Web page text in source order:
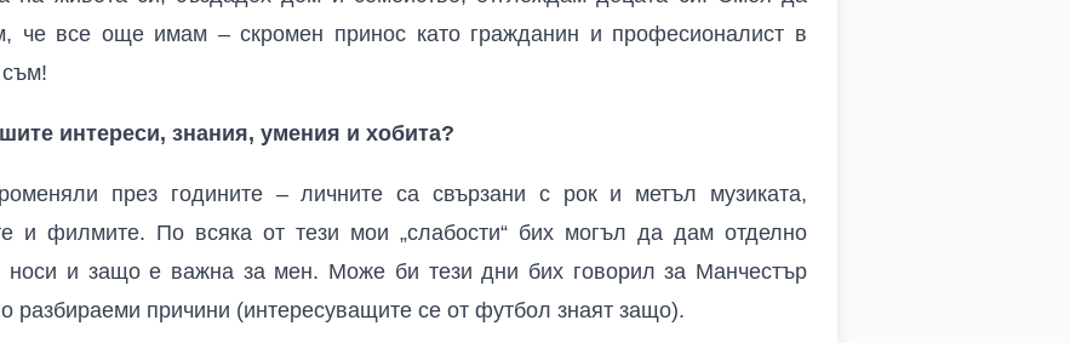
че все още имам – скромен принос като гражданин и професионалист в
интереси, знания, умения и хобита?
през годините – личните са свързани с рок и метъл музиката,
и филмите. По всяка от тези мои „слабости“ бих могъл да дам отделно
носи и защо е важна за мен. Може би тези дни бих говорил за Манчестър
причини (интересуващите се от футбол знаят защо).